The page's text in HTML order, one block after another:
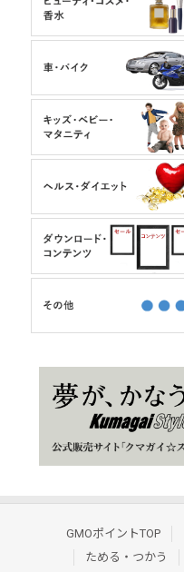
GMOポイントTOP
ためる・つかう